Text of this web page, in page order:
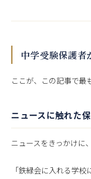
中学受験保護者
ここが、この記事で最
ニュースに触れた
ニュースをきっかけに、
「鉄緑会に入れる学校